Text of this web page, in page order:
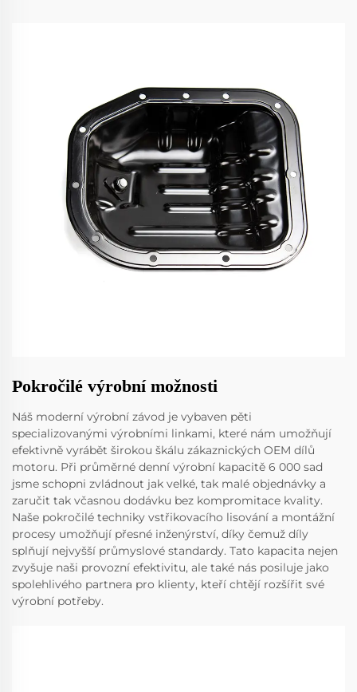
Pokročilé výrobní možnosti
Náš moderní výrobní závod je vybaven pěti
specializovanými výrobními linkami, které nám umožňují
efektivně vyrábět širokou škálu zákaznických OEM dílů
motoru. Při průměrné denní výrobní kapacitě 6 000 sad
jsme schopni zvládnout jak velké, tak malé objednávky a
zaručit tak včasnou dodávku bez kompromitace kvality.
Naše pokročilé techniky vstřikovacího lisování a montážní
procesy umožňují přesné inženýrství, díky čemuž díly
splňují nejvyšší průmyslové standardy. Tato kapacita nejen
zvyšuje naši provozní efektivitu, ale také nás posiluje jako
spolehlivého partnera pro klienty, kteří chtějí rozšířit své
výrobní potřeby.